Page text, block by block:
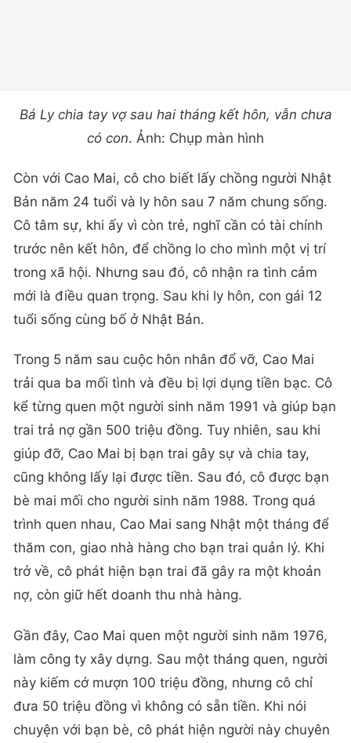
Bá Ly chia tay vợ sau hai tháng kết hôn, vẫn chưa
có con. Ảnh: Chụp màn hình
Còn với Cao Mai, cô cho biết lấy chồng người Nhật
Bản năm 24 tuổi và ly hôn sau 7 năm chung sống.
Cô tâm sự, khi ấy vì còn trẻ, nghĩ cần có tài chính
trước nên kết hôn, để chồng lo cho mình một vị trí
trong xã hội. Nhưng sau đó, cô nhận ra tình cảm
mới là điều quan trọng. Sau khi ly hôn, con gái 12
tuổi sống cùng bố ở Nhật Bản.
Trong 5 năm sau cuộc hôn nhân đổ vỡ, Cao Mai
trải qua ba mối tình và đều bị lợi dụng tiền bạc. Cô
kể từng quen một người sinh năm 1991 và giúp bạn
trai trả nợ gần 500 triệu đồng. Tuy nhiên, sau khi
giúp đỡ, Cao Mai bị bạn trai gây sự và chia tay,
cũng không lấy lại được tiền. Sau đó, cô được bạn
bè mai mối cho người sinh năm 1988. Trong quá
trình quen nhau, Cao Mai sang Nhật một tháng để
thăm con, giao nhà hàng cho bạn trai quản lý. Khi
trở về, cô phát hiện bạn trai đã gây ra một khoản
nợ, còn giữ hết doanh thu nhà hàng.
Gần đây, Cao Mai quen một người sinh năm 1976,
làm công ty xây dựng. Sau một tháng quen, người
này kiếm cớ mượn 100 triệu đồng, nhưng cô chỉ
đưa 50 triệu đồng vì không có sẵn tiền. Khi nói
chuyện với bạn bè, cô phát hiện người này chuyên